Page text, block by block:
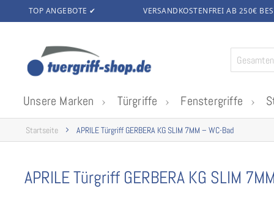
TOP ANGEBOTE ✔ VERSANDKOSTENFREI AB 250€
Inhalt
springen
Unsere Marken Türgriffe Fenstergriffe
Startseite APRILE Türgriff GERBERA KG SLIM 7MM – WC-Bad
APRILE Türgriff GERBERA KG SLIM